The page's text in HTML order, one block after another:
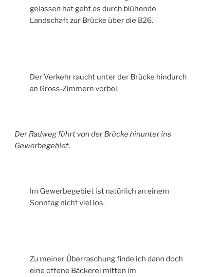
gelassen hat geht es durch blühende
Landschaft zur Brücke über die B26.
Der Verkehr raucht unter der Brücke hindurch
an Gross-Zimmern vorbei.
Der Radweg führt von der Brücke hinunter ins
Gewerbegebiet.
Im Gewerbegebiet ist natürlich an einem
Sonntag nicht viel los.
Zu meiner Überraschung finde ich dann doch
eine offene Bäckerei mitten im